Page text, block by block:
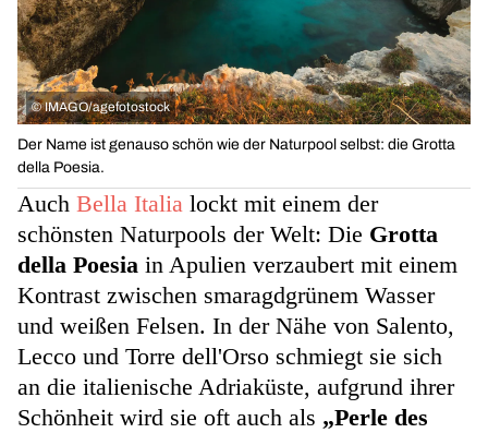
© IMAGO/agefotostock
Der Name ist genauso schön wie der Naturpool selbst: die Grotta
della Poesia.
Auch Bella Italia lockt mit einem der
schönsten Naturpools der Welt: Die Grotta
della Poesia in Apulien verzaubert mit einem
Kontrast zwischen smaragdgrünem Wasser
und weißen Felsen. In der Nähe von Salento,
Lecco und Torre dell'Orso schmiegt sie sich
an die italienische Adriaküste, aufgrund ihrer
Schönheit wird sie oft auch als „Perle des